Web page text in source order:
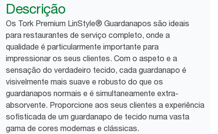
Descrição
Os Tork Premium LinStyle® Guardanapos são ideais
para restaurantes de serviço completo, onde a
qualidade é particularmente importante para
impressionar os seus clientes. Com o aspeto e a
sensação do verdadeiro tecido, cada guardanapo é
visivelmente mais suave e robusto do que os
guardanapos normais e é simultaneamente extra-
absorvente. Proporcione aos seus clientes a experiência
sofisticada de um guardanapo de tecido numa vasta
gama de cores modernas e clássicas.